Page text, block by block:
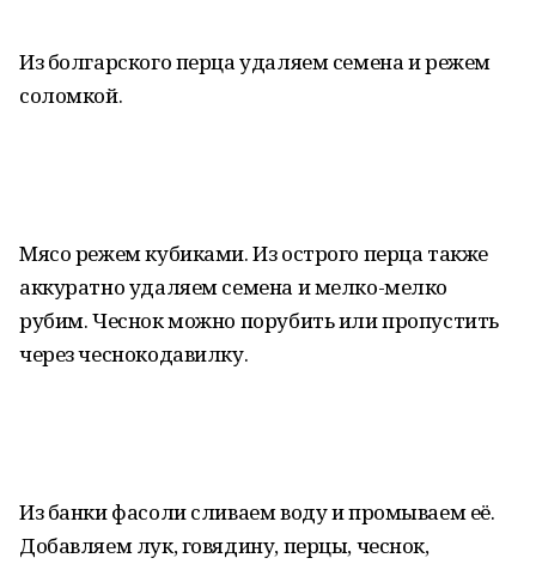
Из болгарского перца удаляем семена и режем
соломкой.
Мясо режем кубиками. Из острого перца также
аккуратно удаляем семена и мелко-мелко
рубим. Чеснок можно порубить или пропустить
через чеснокодавилку.
Из банки фасоли сливаем воду и промываем её.
Добавляем лук, говядину, перцы, чеснок,